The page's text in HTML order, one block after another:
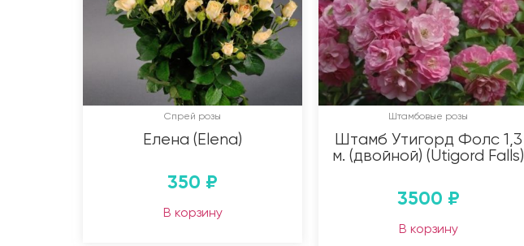
Спрей розы
Елена (Elena)
350 ₽
В корзину
Штамбовые розы
Штамб Утигорд Фолс 1,3
м. (двойной) (Utigord Falls)
3500 ₽
В корзину